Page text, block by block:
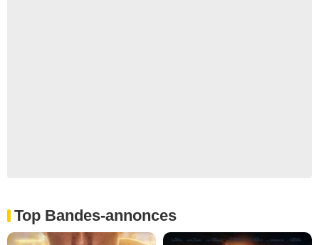
Top Bandes-annonces